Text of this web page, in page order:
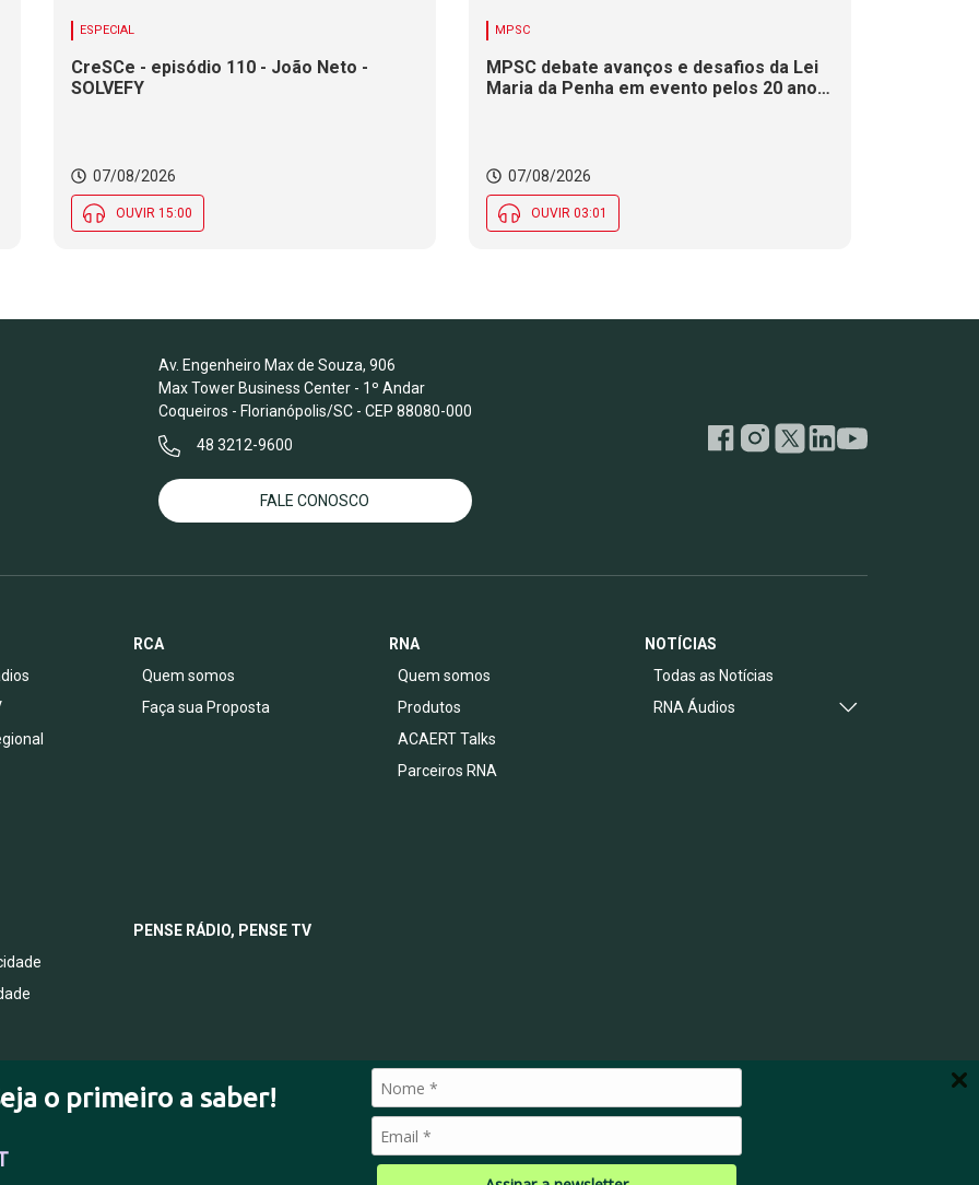
o primeiro a saber!
ESPECIAL
CreSCe - episódio 110 - João Neto -
SOLVEFY
07/08/2026
OUVIR 15:00
MPSC
MPSC debate avanços e desafios da Lei
Maria da Penha em evento pelos 20 anos
07/08/2026
OUVIR 03:01
Av. Engenheiro Max de Souza, 906
Max Tower Business Center - 1º Andar
Coqueiros - Florianópolis/SC - CEP 88080-000
48 3212-9600
FALE CONOSCO
RCA
Quem somos
Faça sua Proposta
RNA
Quem somos
Produtos
ACAERT Talks
Parceiros RNA
NOTÍCIAS
Todas as Notícias
RNA Áudios
PENSE RÁDIO, PENSE TV